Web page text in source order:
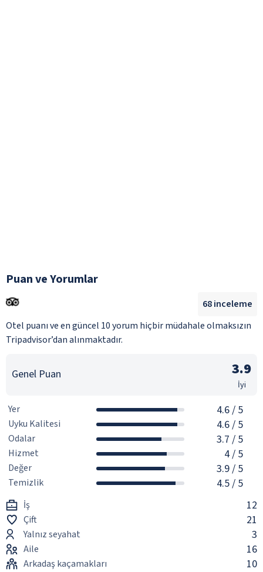
Puan ve Yorumlar
Otel puanı ve en güncel 10 yorum hiçbir müdahale olmaksızın
Tripadvisor’dan alınmaktadır.
68inceleme
Genel Puan 3.9
İyi
Yer 4.6/ 5
Uyku Kalitesi 4.6/ 5
Odalar 3.7 / 5
Hizmet 4/ 5
Değer 3.9/ 5
Temizlik 4.5/ 5
İş 12
Çift 21
Yalnız seyahat 3
Aile 16
Arkadaş kaçamakları 10